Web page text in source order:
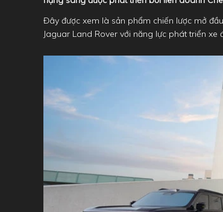
Đây được xem là sản phẩm chiến lược mở
Jaguar Land Rover với năng lực phát triển